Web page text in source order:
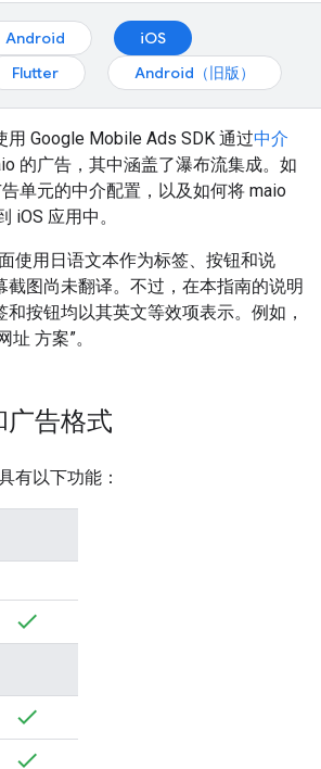
Android
iOS
Flutter Android（旧版）
用 Google Mobile Ads SDK 通过中介
的广告，其中涵盖了瀑布流集成。如
单元的中介配置，以及如何将 maio
iOS 应用中。
使用日语文本作为标签、按钮和说
截图尚未翻译。不过，在本指南的说明
按钮均以其英文等效项表示。例如，
址 方案”。
广告格式
有以下功能：